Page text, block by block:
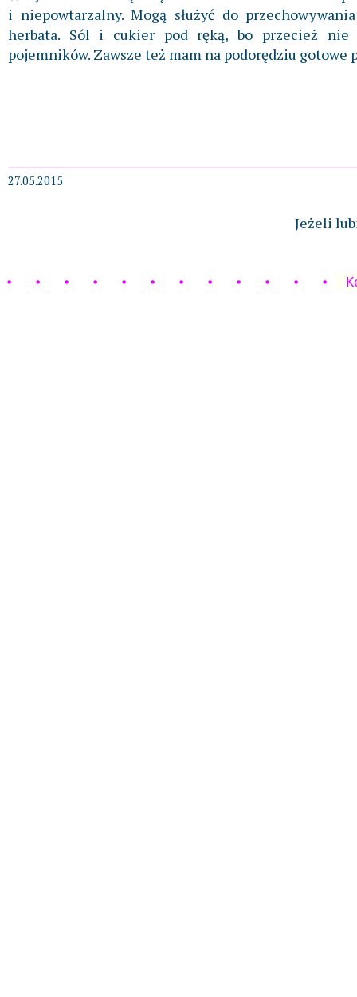
i niepowtarzalny. Mogą służyć do
herbata. Sól i cukier pod ręką, bo przecież nie
pojemników. Zawsze też mam na podorędziu gotowe
27.05.2015
Jeżeli